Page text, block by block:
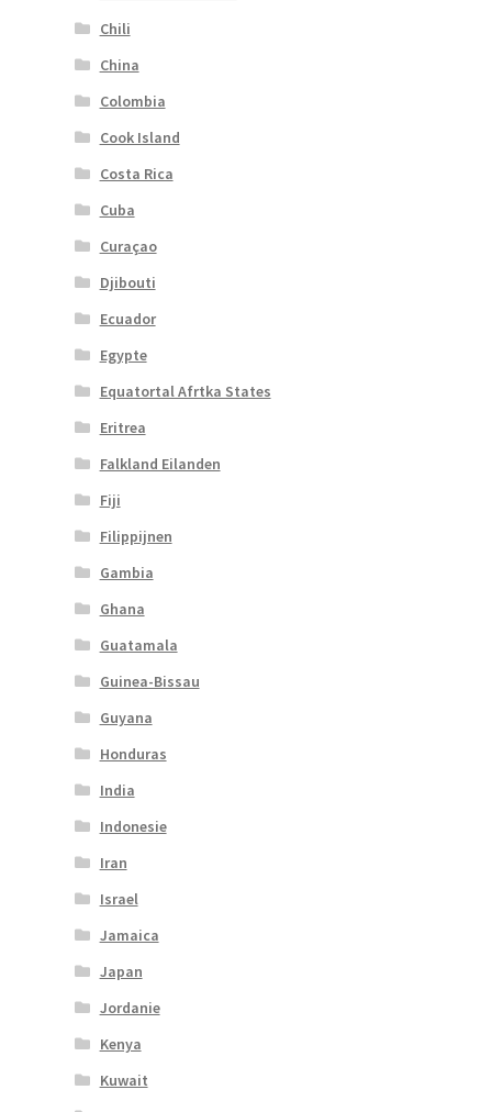
Chili
China
Colombia
Cook Island
Costa Rica
Cuba
Curaçao
Djibouti
Ecuador
Egypte
Equatortal Afrtka States
Eritrea
Falkland Eilanden
Fiji
Filippijnen
Gambia
Ghana
Guatamala
Guinea-Bissau
Guyana
Honduras
India
Indonesie
Iran
Israel
Jamaica
Japan
Jordanie
Kenya
Kuwait